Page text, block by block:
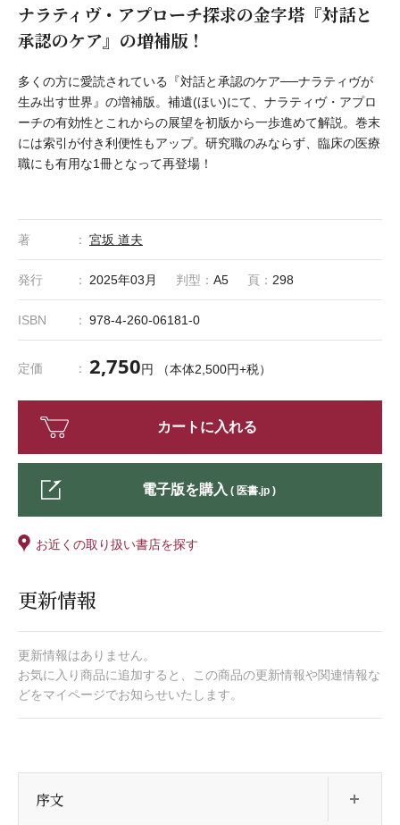
ナラティヴ・アプローチ探求の金字塔『対話と
承認のケア』の増補版！
多くの方に愛読されている『対話と承認のケア──ナラティヴが
生み出す世界』の増補版。補遺(ほい)にて、ナラティヴ・アプロ
ーチの有効性とこれからの展望を初版から一歩進めて解説。巻末
には索引が付き利便性もアップ。研究職のみならず、臨床の医療
職にも有用な1冊となって再登場！
著 宮坂 道夫
発行 2025年03月 判型： A5 頁： 298
ISBN 978-4-260-06181-0
定価 2,750円 （本体2,500円+税）
カートに入れる
電子版を購入 ( 医書.jp )
お近くの取り扱い書店を探す
更新情報
更新情報はありません。
お気に入り商品に追加すると、この商品の更新情報や関連情報な
どをマイページでお知らせいたします。
序文